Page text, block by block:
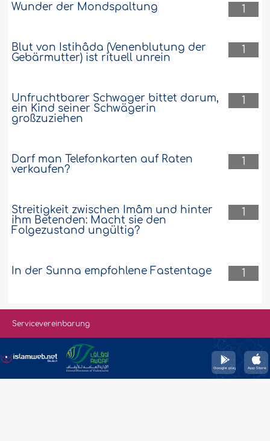
1
Wunder der Mondspaltung
1
Blut von Istihâda (Venenblutung der
Gebärmutter) ist rituell unrein
1
Unfruchtbarer Schwager bittet darum,
ein Kind seiner Schwägerin
großzuziehen
1
Darf man Telefonkarten auf Raten
verkaufen?
1
Streitigkeit zwischen Imâm und hinter
ihm Betenden: Macht sie den
Folgezustand ungültig?
1
In der Sunna empfohlene Fastentage
Servicevereinbarung